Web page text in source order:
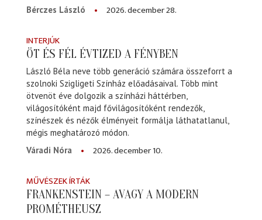
Bérczes László
2026. december 28.
INTERJÚK
ÖT ÉS FÉL ÉVTIZED A FÉNYBEN
László Béla neve több generáció számára összeforrt a
szolnoki Szigligeti Színház előadásaival. Több mint
ötvenöt éve dolgozik a színházi háttérben,
világosítóként majd fővilágosítóként rendezők,
színészek és nézők élményeit formálja láthatatlanul,
mégis meghatározó módon.
Váradi Nóra
2026. december 10.
MŰVÉSZEK ÍRTÁK
FRANKENSTEIN – AVAGY A MODERN
PROMÉTHEUSZ